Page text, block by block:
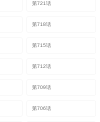
第721话
第718话
第715话
第712话
第709话
第706话